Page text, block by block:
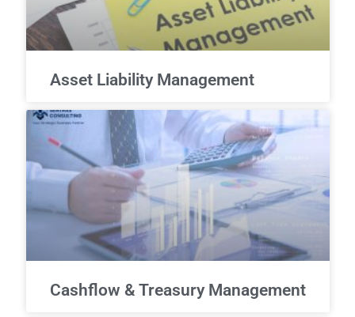
Asset Liability Management
Cashflow & Treasury Management